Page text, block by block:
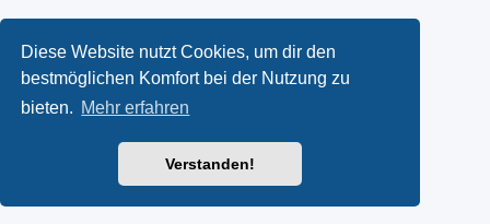
Diese Website nutzt Cookies, um dir den
bestmöglichen Komfort bei der Nutzung zu
bieten. Mehr erfahren
Verstanden!